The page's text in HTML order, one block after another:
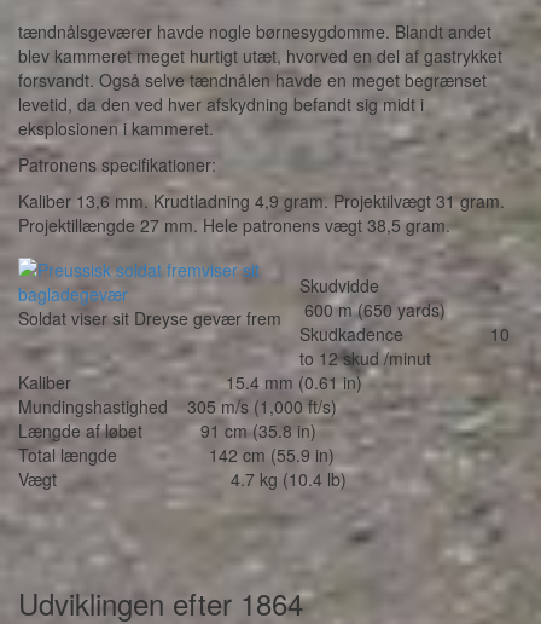
tændnålsgeværer havde nogle børnesygdomme. Blandt andet
blev kammeret meget hurtigt utæt, hvorved en del af gastrykket
forsvandt. Også selve tændnålen havde en meget begrænset
levetid, da den ved hver afskydning befandt sig midt i
eksplosionen i kammeret.
Patronens specifikationer:
Kaliber 13,6 mm. Krudtladning 4,9 gram. Projektilvægt 31 gram.
Projektillængde 27 mm. Hele patronens vægt 38,5 gram.
Soldat viser sit Dreyse gevær frem
Skudvidde
600 m (650 yards)
Skudkadence 10
to 12 skud /minut
Kaliber 15.4 mm (0.61 in)
Mundingshastighed 305 m/s (1,000 ft/s)
Længde af løbet 91 cm (35.8 in)
Total længde 142 cm (55.9 in)
Vægt 4.7 kg (10.4 lb)
Udviklingen efter 1864